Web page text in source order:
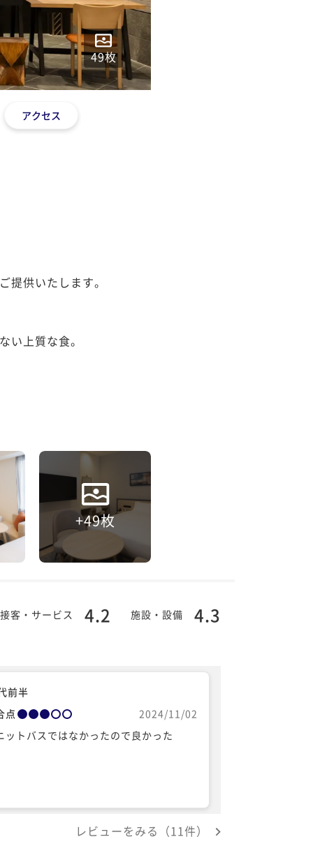
49枚
アクセス
供いたします。
い上質な食。
+49枚
接客・サービス 4.2 施設・設備 4.3
前半
点
2024/11/02
ットバスではなかったので良かった
レビューをみる（11件）